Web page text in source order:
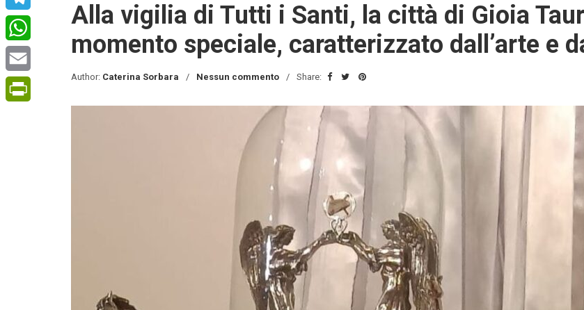
Telegram
WhatsApp
Email
Alla vigilia di Tutti i Santi, la città di Gioia
momento speciale, caratterizzato dall’arte e
Author: Caterina Sorbara Nessun commento Share: